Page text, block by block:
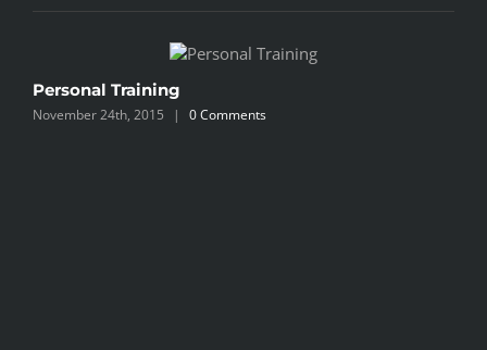
Personal Training
November 24th, 2015 | 0 Comments